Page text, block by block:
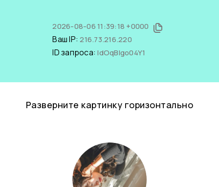
2026-08-06 11:39:18 +0000
Ваш IP:216.73.216.220
ID запроса:IdOqBlgo04Y1
Разверните картинку горизонтально